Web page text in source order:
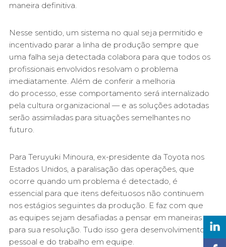
maneira definitiva.
Nesse sentido, um sistema no qual seja permitido e
incentivado parar a linha de produção sempre que
uma falha seja detectada colabora para que todos os
profissionais envolvidos resolvam o problema
imediatamente. Além de conferir a melhoria
do processo, esse comportamento será internalizado
pela cultura organizacional — e as soluções adotadas
serão assimiladas para situações semelhantes no
futuro.
Para Teruyuki Minoura, ex-presidente da Toyota nos
Estados Unidos, a paralisação das operações, que
ocorre quando um problema é detectado, é
essencial para que itens defeituosos não continuem
nos estágios seguintes da produção. E faz com que
as equipes sejam desafiadas a pensar em maneiras
para sua resolução. Tudo isso gera desenvolvimento
pessoal e do trabalho em equipe.